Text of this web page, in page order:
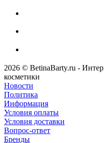
2026 © BetinaBarty.ru -
косметики
Новости
Политика
Информация
Условия оплаты
Условия доставки
Вопрос-ответ
Бренды